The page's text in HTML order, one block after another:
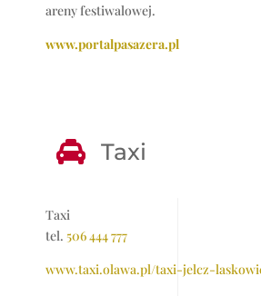
areny festiwalowej.
www.portalpasazera.pl
 Taxi
Taxi
tel. 506 444 777
www.taxi.olawa.pl/taxi-jelcz-